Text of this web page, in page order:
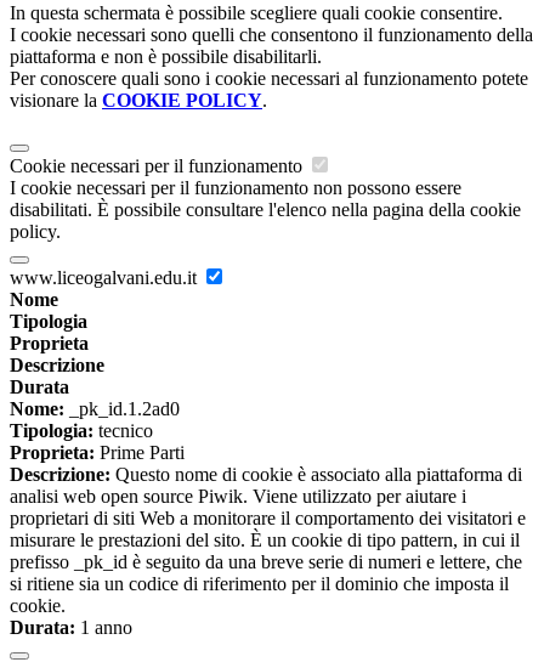
In questa schermata è possibile scegliere quali cookie consentire.
I cookie necessari sono quelli che consentono il funzionamento della
piattaforma e non è possibile disabilitarli.
Per conoscere quali sono i cookie necessari al funzionamento potete
visionare la COOKIE POLICY.
Cookie necessari per il funzionamento
I cookie necessari per il funzionamento non possono essere
disabilitati. È possibile consultare l'elenco nella pagina della cookie
policy.
www.liceogalvani.edu.it
Nome
Tipologia
Proprieta
Descrizione
Durata
Nome: _pk_id.1.2ad0
Tipologia: tecnico
Proprieta: Prime Parti
Descrizione: Questo nome di cookie è associato alla piattaforma di
analisi web open source Piwik. Viene utilizzato per aiutare i
proprietari di siti Web a monitorare il comportamento dei visitatori e
misurare le prestazioni del sito. È un cookie di tipo pattern, in cui il
prefisso _pk_id è seguito da una breve serie di numeri e lettere, che
si ritiene sia un codice di riferimento per il dominio che imposta il
cookie.
Durata: 1 anno